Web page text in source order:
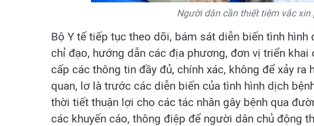
Người dân cần thiết tiêm vắc xin
Bộ Y tế tiếp tục theo dõi, bám sát diễn biến tình
chỉ đạo, hướng dẫn các địa phương, đơn vị triển
cấp các thông tin đầy đủ, chính xác, không để xảy
quan, lơ là trước các diễn biến của tình hình dịch
thời tiết thuận lợi cho các tác nhân gây bệnh qua
các khuyến cáo, thông điệp để người dân chủ động